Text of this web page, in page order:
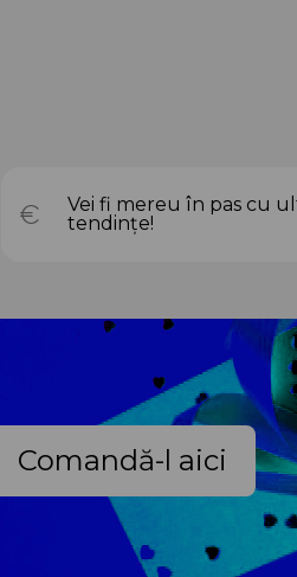
Vei fi mereu în pas cu
tendințe!
Comandă-l aici